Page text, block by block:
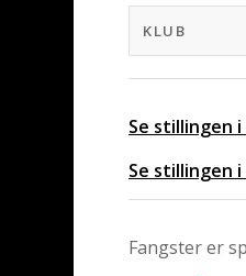
KLUB
Se stillingen i
Se stillingen
Fangster er